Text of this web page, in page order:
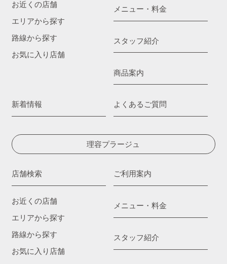
お近くの店舗
エリアから探す
路線から探す
お気に入り店舗
メニュー・料金
スタッフ紹介
商品案内
新着情報 よくあるご質問
理容プラージュ
店舗検索
お近くの店舗
エリアから探す
路線から探す
お気に入り店舗
ご利用案内
メニュー・料金
スタッフ紹介